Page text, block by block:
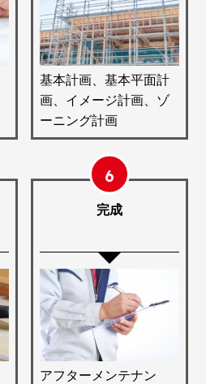
基本計画、基本平面計
画、イメージ計画、ゾ
ーニング計画
6
完成
アフターメンテナン